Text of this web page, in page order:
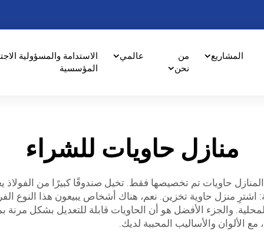
المشاريع
من
نحن
عالمي
الاستدامة والمسؤولية
المؤسسية
منازل حاويات للشراء
حاويات تم تخصيصها فقط. تخيل صندوقًا كبيرًا من الفولاذ
منزل حاوية تخزين. نعم، هناك أشخاص يبيعون هذا النوع
والجزء الأفضل هو أن الحاويات قابلة للتعديل بشكل مرنة
الألوان والأساليب المحببة لديك.